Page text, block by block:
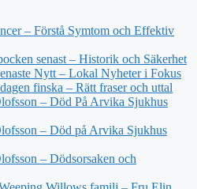
– Förstå Symtom och Effektiv
senast – Historik och Säkerhet
Nytt – Lokal Nyheter i Fokus
finska – Rätt fraser och uttal
– Död På Arvika Sjukhus
– Död på Arvika Sjukhus
– Dödsorsaken och